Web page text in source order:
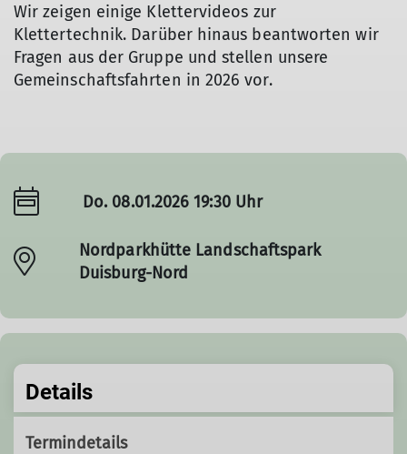
Wir zeigen einige Klettervideos zur
Klettertechnik. Darüber hinaus beantworten wir
Fragen aus der Gruppe und stellen unsere
Gemeinschaftsfahrten in 2026 vor.
Do. 08.01.2026 19:30 Uhr
Nordparkhütte Landschaftspark
Duisburg-Nord
Details
Termindetails